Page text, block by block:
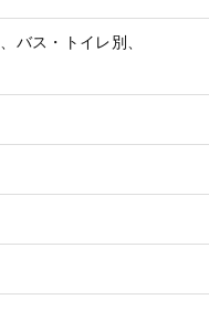
バス・トイレ別